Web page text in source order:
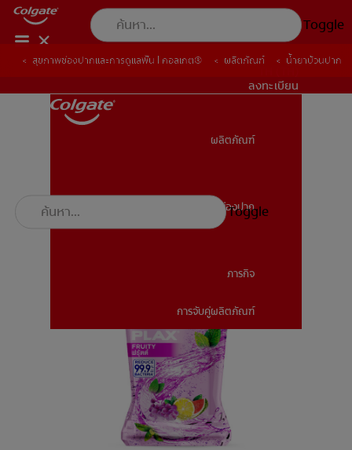
Toggle
ลงทะเบียน
ผลิตภัณฑ์
สุขภาพช่องปาก
ภารกิจ
การจับคู่ผลิตภัณฑ์
Toggle
สุขภาพช่องปากและการดูแลฟัน | คอลเกต® ผลิตภัณฑ์ น้ำยาบ้วนปาก